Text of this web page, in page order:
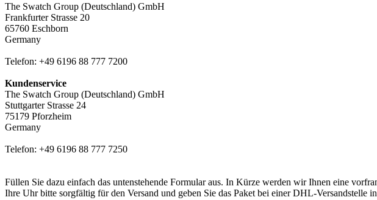
The Swatch Group (Deutschland) GmbH
Frankfurter Strasse 20
65760 Eschborn
Germany
Telefon: +49 6196 88 777 7200
Kundenservice
The Swatch Group (Deutschland) GmbH
Stuttgarter Strasse 24
75179 Pforzheim
Germany
Telefon: +49 6196 88 777 7250
Füllen Sie dazu einfach das untenstehende Formular aus. In Kürze werden wir Ihnen eine
Ihre Uhr bitte sorgfältig für den Versand und geben Sie das Paket bei einer DHL-Versandstelle